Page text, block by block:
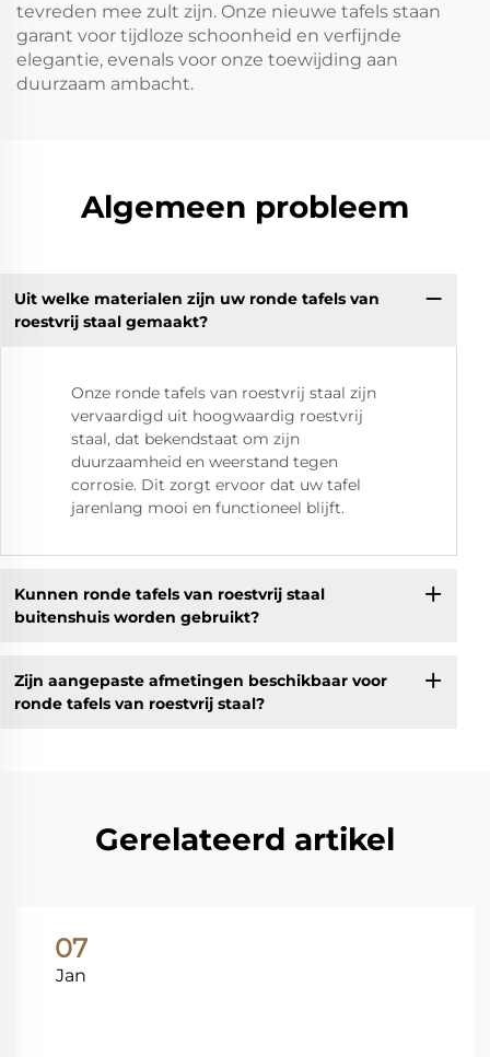
tevreden mee zult zijn. Onze nieuwe tafels staan
garant voor tijdloze schoonheid en verfijnde
elegantie, evenals voor onze toewijding aan
duurzaam ambacht.
Algemeen probleem
Uit welke materialen zijn uw ronde tafels van
roestvrij staal gemaakt?
Onze ronde tafels van roestvrij staal zijn
vervaardigd uit hoogwaardig roestvrij
staal, dat bekendstaat om zijn
duurzaamheid en weerstand tegen
corrosie. Dit zorgt ervoor dat uw tafel
jarenlang mooi en functioneel blijft.
Kunnen ronde tafels van roestvrij staal
buitenshuis worden gebruikt?
Zijn aangepaste afmetingen beschikbaar voor
ronde tafels van roestvrij staal?
Gerelateerd artikel
07
Jan